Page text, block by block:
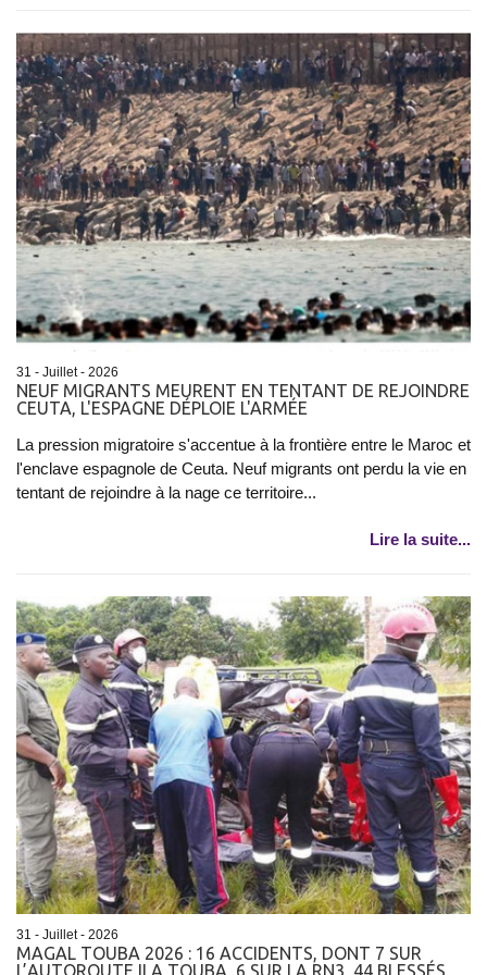
31 - Juillet - 2026
NEUF MIGRANTS MEURENT EN TENTANT DE REJOINDRE
CEUTA, L'ESPAGNE DÉPLOIE L'ARMÉE
La pression migratoire s'accentue à la frontière entre le Maroc et
l'enclave espagnole de Ceuta. Neuf migrants ont perdu la vie en
tentant de rejoindre à la nage ce territoire...
Lire la suite...
31 - Juillet - 2026
​MAGAL TOUBA 2026 : 16 ACCIDENTS, DONT 7 SUR